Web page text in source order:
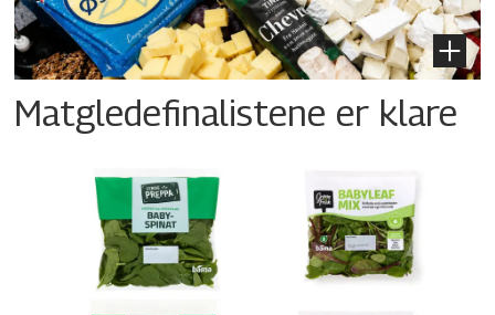
Matgledefinalistene er klare